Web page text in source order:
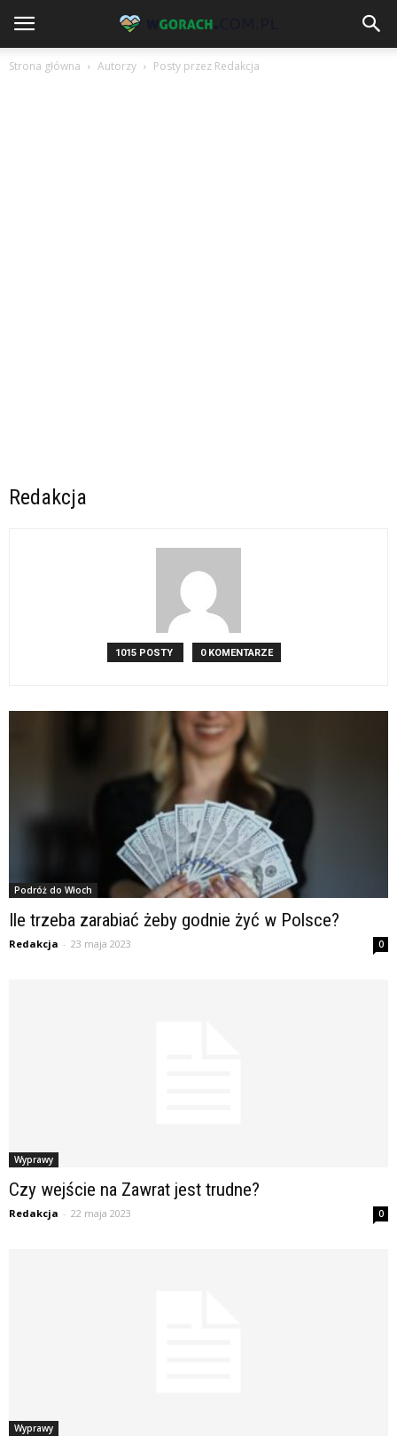
Strona główna Autorzy Posty przez Redakcja
Redakcja
1015 POSTY 0 KOMENTARZE
Podróż do Włoch
Ile trzeba zarabiać żeby godnie żyć w Polsce?
Redakcja - 23 maja 2023 0
Wyprawy
Czy wejście na Zawrat jest trudne?
Redakcja - 22 maja 2023 0
Wyprawy